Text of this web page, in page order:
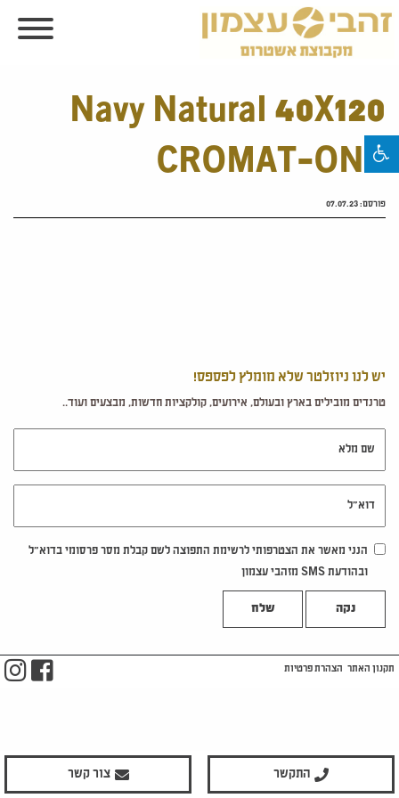
Navy Natural 40X120
CROMAT-ONE
פורסם:07.07.23
יש לנו ניוזלטר שלא מומלץ לפספס!
טרנדים מובילים בארץ ובעולם, אירועים, קולקציות חדשות, מבצעים ועוד..
הנני מאשר את הצטרפותי לרשימת התפוצה לשם קבלת מסר פרסומי בדוא"ל
ובהודעת SMS מזהבי עצמון
נקה
התקשר צור קשר
תקנון האתר הצהרת פרטיות